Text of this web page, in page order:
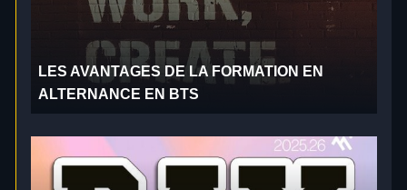
LES AVANTAGES DE LA FORMATION EN
ALTERNANCE EN BTS